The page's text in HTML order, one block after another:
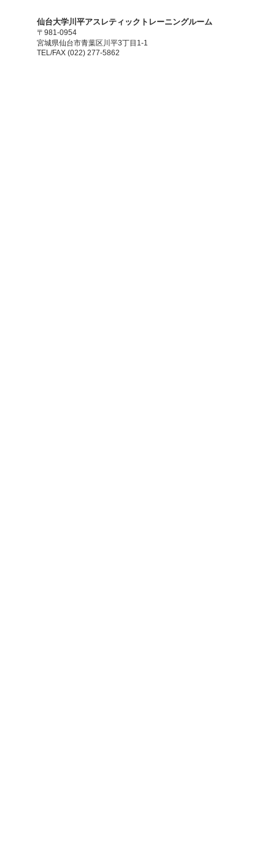
​仙台大学川平アスレティックトレーニングルーム
〒981-0954
宮城県仙台市青葉区川平3丁目1-1
TEL/FAX (022) 277-5862